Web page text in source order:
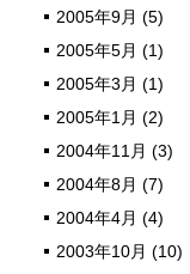
2005年9月 (5)
2005年5月 (1)
2005年3月 (1)
2005年1月 (2)
2004年11月 (3)
2004年8月 (7)
2004年4月 (4)
2003年10月 (10)